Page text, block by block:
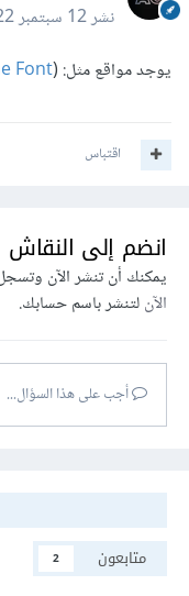
نشر12 سبتمبر 2022
يوجد مواقع مثل: ( Font
اقتباس
انضم إلى النقاش
يمكنك أن تنشر الآن
الآنلتنشر باسم حسابك.
أجب على هذا السؤال...
متابعون
2